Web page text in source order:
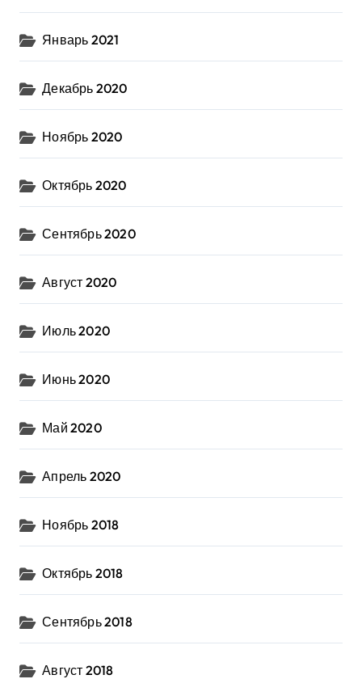
Январь 2021
Декабрь 2020
Ноябрь 2020
Октябрь 2020
Сентябрь 2020
Август 2020
Июль 2020
Июнь 2020
Май 2020
Апрель 2020
Ноябрь 2018
Октябрь 2018
Сентябрь 2018
Август 2018